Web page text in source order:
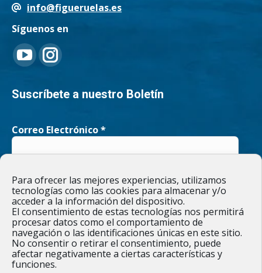
Para ofrecer las mejores experiencias, utilizamos
tecnologías como las cookies para almacenar y/o
acceder a la información del dispositivo.
El consentimiento de estas tecnologías nos permitirá
procesar datos como el comportamiento de
navegación o las identificaciones únicas en este sitio.
No consentir o retirar el consentimiento, puede
afectar negativamente a ciertas características y
funciones.
info@figueruelas.es
Síguenos en
Encuéntranos en:
YouTube
page
in
window
Instagram
page
in
window
Suscríbete a nuestro Boletín
Correo Electrónico*
He leído y acepto laPolítica de privacidad
Responsable » Ayuntamiento de Figueruelas / Finalidad » enviarte
nuestras publicaciones y noticias. / Legitimación » tu
consentimiento. / Destinatarios » solo se realizan cesiones si
existe una obligación legal. / Derechos » podrás ejercer tus